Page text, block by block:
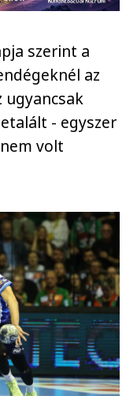
szerint a
az
- egyszer
volt